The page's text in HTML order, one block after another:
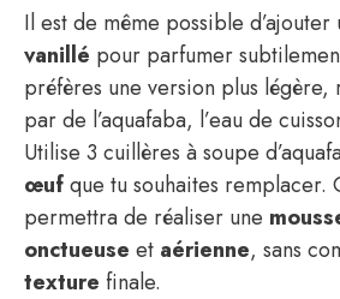
Il est de même possible
vanillé pour parfumer
préfères une version plus légère,
par de l’aquafaba, l’eau de
Utilise 3 cuillères à soupe
œufque tu souhaites remplacer.
permettra de réaliser une
onctueuse et aérienne, sans
texture finale.